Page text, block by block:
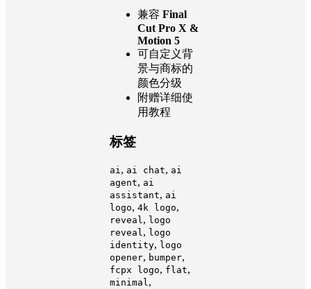
兼容 Final
Cut Pro X &
Motion 5
可自定义背
景与商标的
颜色分级
附赠详细使
用教程
标签
ai, ai chat, ai
agent, ai
assistant, ai
logo, 4k logo,
reveal, logo
reveal, logo
identity, logo
opener, bumper,
fcpx logo, flat,
minimal,